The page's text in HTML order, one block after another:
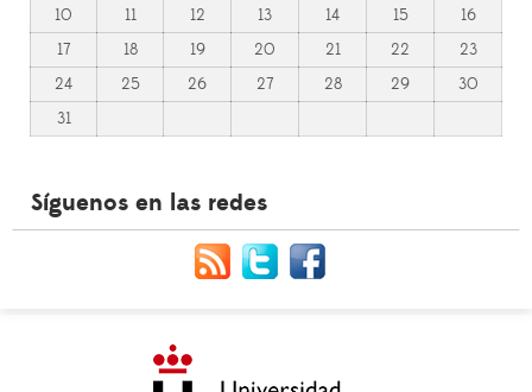
10
11 12 13 14 15
16
17
18 19 20 21 22
23
24
25 26 27 28 29
30
31
Síguenos en las redes